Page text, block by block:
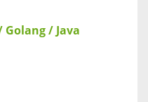
/ Java